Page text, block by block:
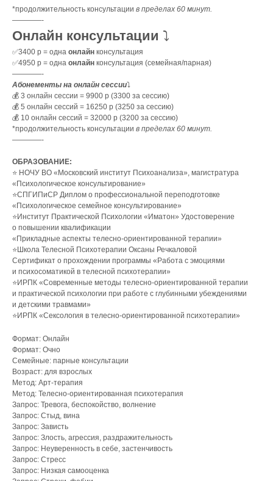
*продолжительность консультации в пределах 60 минут.
————-
Онлайн консультации ⤵️
✅3400 р = одна онлайн консультация
✅4950 р = одна онлайн консультация (семейная/парная)
————-
Абонементы на онлайн сессии⤵️
💰 3 онлайн сессии = 9900 р (3300 за сессию)
💰 5 онлайн сессий = 16250 р (3250 за сессию)
💰 10 онлайн сессий = 32000 р (3200 за сессию)
*продолжительность консультации в пределах 60 минут.
————-
ОБРАЗОВАНИЕ:
⭐️ НОЧУ ВО «Московский институт Психоанализа», магистратура
«Психологическое консультирование»
⭐️СПГИПиСР Диплом о профессиональной переподготовке
«Психологическое семейное консультирование»
⭐️Институт Практической Психологии «Иматон» Удостоверение
о повышении квалификации
«Прикладные аспекты телесно-ориентированной терапии»
⭐️Школа Телесной Психотерапии Оксаны Речкаловой
Сертификат о прохождении программы «Работа с эмоциями
и психосоматикой в телесной психотерапии»
⭐️ИРПК «Современные методы телесно-ориентированной терапии
и практической психологии при работе с глубинными убеждениями
и детскими травмами»
⭐️ИРПК «Сексология в телесно-ориентированной психотерапии»
Формат: Онлайн
Формат: Очно
Семейные: парные консультации
Возраст: для взрослых
Метод: Арт-терапия
Метод: Телесно-ориентированная психотерапия
Запрос: Тревога, беспокойство, волнение
Запрос: Стыд, вина
Запрос: Зависть
Запрос: Злость, агрессия, раздражительность
Запрос: Неуверенность в себе, застенчивость
Запрос: Стресс
Запрос: Низкая самооценка